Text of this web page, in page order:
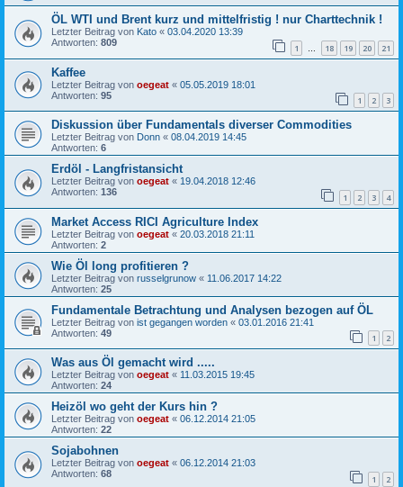
ÖL WTI und Brent kurz und mittelfristig ! nur Charttechnik !
Letzter Beitrag von Kato « 03.04.2020 13:39
Antworten: 809 1 … 18 19 20 21
Kaffee
Letzter Beitrag von oegeat « 05.05.2019 18:01
Antworten: 95 1 2 3
Diskussion über Fundamentals diverser Commodities
Letzter Beitrag von Donn « 08.04.2019 14:45
Antworten: 6
Erdöl - Langfristansicht
Letzter Beitrag von oegeat « 19.04.2018 12:46
Antworten: 136 1 2 3 4
Market Access RICI Agriculture Index
Letzter Beitrag von oegeat « 20.03.2018 21:11
Antworten: 2
Wie Öl long profitieren ?
Letzter Beitrag von russelgrunow « 11.06.2017 14:22
Antworten: 25
Fundamentale Betrachtung und Analysen bezogen auf ÖL
Letzter Beitrag von ist gegangen worden « 03.01.2016 21:41
Antworten: 49 1 2
Was aus Öl gemacht wird .....
Letzter Beitrag von oegeat « 11.03.2015 19:45
Antworten: 24
Heizöl wo geht der Kurs hin ?
Letzter Beitrag von oegeat « 06.12.2014 21:05
Antworten: 22
Sojabohnen
Letzter Beitrag von oegeat « 06.12.2014 21:03
Antworten: 68 1 2